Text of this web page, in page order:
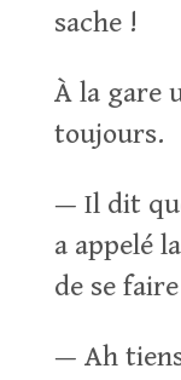
sache !
À la gare
toujours.
— Il dit
a appelé
de se
— Ah